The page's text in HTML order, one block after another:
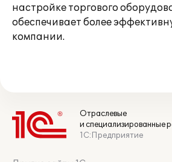
настройке торгового
обеспечивает более
компании.
Отраслевые
и специализированные
1С:Предприятие